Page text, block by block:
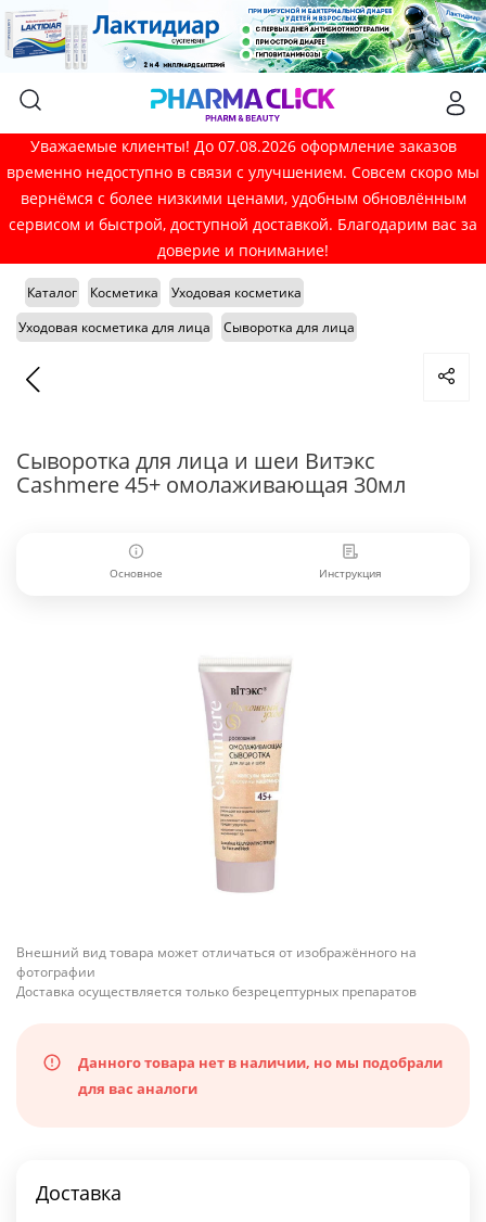
Уважаемые клиенты! До 07.08.2026 оформление заказов
временно недоступно в связи с улучшением. Совсем скоро мы
вернёмся с более низкими ценами, удобным обновлённым
сервисом и быстрой, доступной доставкой. Благодарим вас за
доверие и понимание!
Каталог Косметика
Уходовая косметика
Уходовая косметика для лица
Сыворотка для лица
Сыворотка для лица и шеи Витэкс
Cashmere 45+ омолаживающая 30мл
Основное Инструкция
Внешний вид товара может отличаться от изображённого на
фотографии
Доставка осуществляется только безрецептурных препаратов
Данного товара нет в наличии, но мы подобрали
для вас аналоги
Доставка